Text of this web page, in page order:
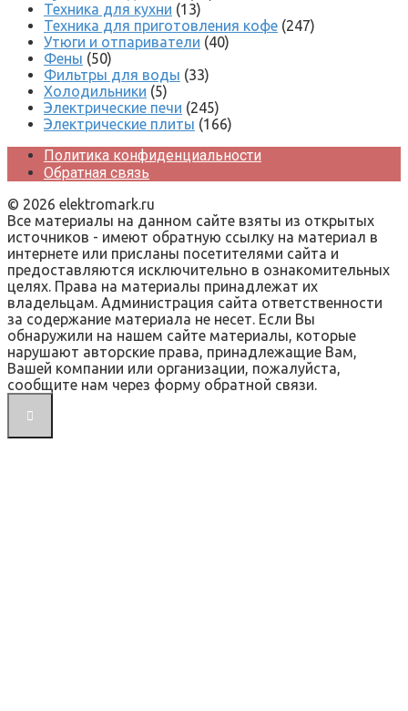
Техника для кухни (13)
Техника для приготовления кофе (247)
Утюги и отпариватели (40)
Фены (50)
Фильтры для воды (33)
Холодильники (5)
Электрические печи (245)
Электрические плиты (166)
Политика конфиденциальности
Обратная связь
© 2026 elektromark.ru
Все материалы на данном сайте взяты из открытых
источников - имеют обратную ссылку на материал в
интернете или присланы посетителями сайта и
предоставляются исключительно в ознакомительных
целях. Права на материалы принадлежат их
владельцам. Администрация сайта ответственности
за содержание материала не несет. Если Вы
обнаружили на нашем сайте материалы, которые
нарушают авторские права, принадлежащие Вам,
Вашей компании или организации, пожалуйста,
сообщите нам через форму обратной связи.